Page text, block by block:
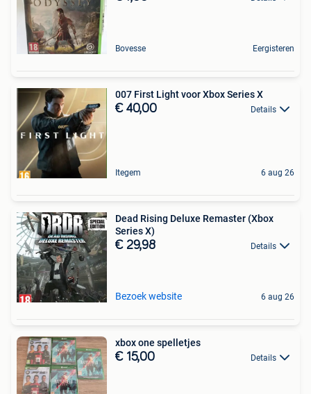
Bovesse Eergisteren
007 First Light voor Xbox Series X
€ 40,00 Details
Itegem 6 aug 26
Dead Rising Deluxe Remaster (Xbox
Series X)
€ 29,98 Details
Bezoek website 6 aug 26
xbox one spelletjes
€ 15,00 Details